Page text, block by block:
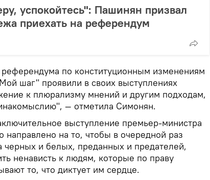
успокойтесь": Пашинян призвал
приехать на референдум
по конституционным изменениям
шаг" проявили в своих выступлениях
к плюрализму мнений и другим подходам,
— отметила Симонян.
выступление премьер-министра
на то, чтобы в очередной раз
черных и белых, преданных и предателей,
ненависть к людям, которые по праву
то, что диктует им сердце.